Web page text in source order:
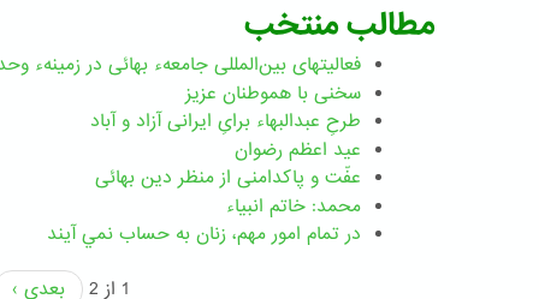
مطالب منتخب
فعالیتهای بین‌المللی جامعهء بهائی در زمینهء
سخنی با هموطنان عزیز
طرحِ عبدالبهاء برایِ ایرانی آزاد و آباد
عید اعظم رضوان
عفّت و پاکدامنی از منظر دین بهائی
محمد: خاتم انبیاء
در تمام امور مهم،‌ زنان به حساب نمي آيند
1 از 2
بعدی ›